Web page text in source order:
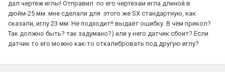
дал чертёж иглы! Отправил. по его чертезам игла длиной в
дюйм-25 мм. мне сделали для этого же SX стандартную, как
сказали, иглу 23 мм. Не подходит!! выдаёт ошибку. В чём прикол?
Так должно быть? так задумано?) или у него датчик сбоит? Если
датчик то его можно как-то откалибровать под другую иглу?